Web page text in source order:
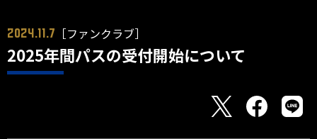
2024.11.7 ［ファンクラブ］
2025年間パスの受付開始について